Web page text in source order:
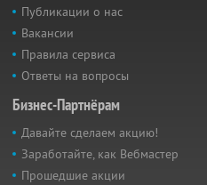
Публикации о нас
Вакансии
Правила сервиса
Ответы на вопросы
Бизнес-Партнёрам
Давайте сделаем акцию!
Заработайте, как Вебмастер
Прошедшие акции